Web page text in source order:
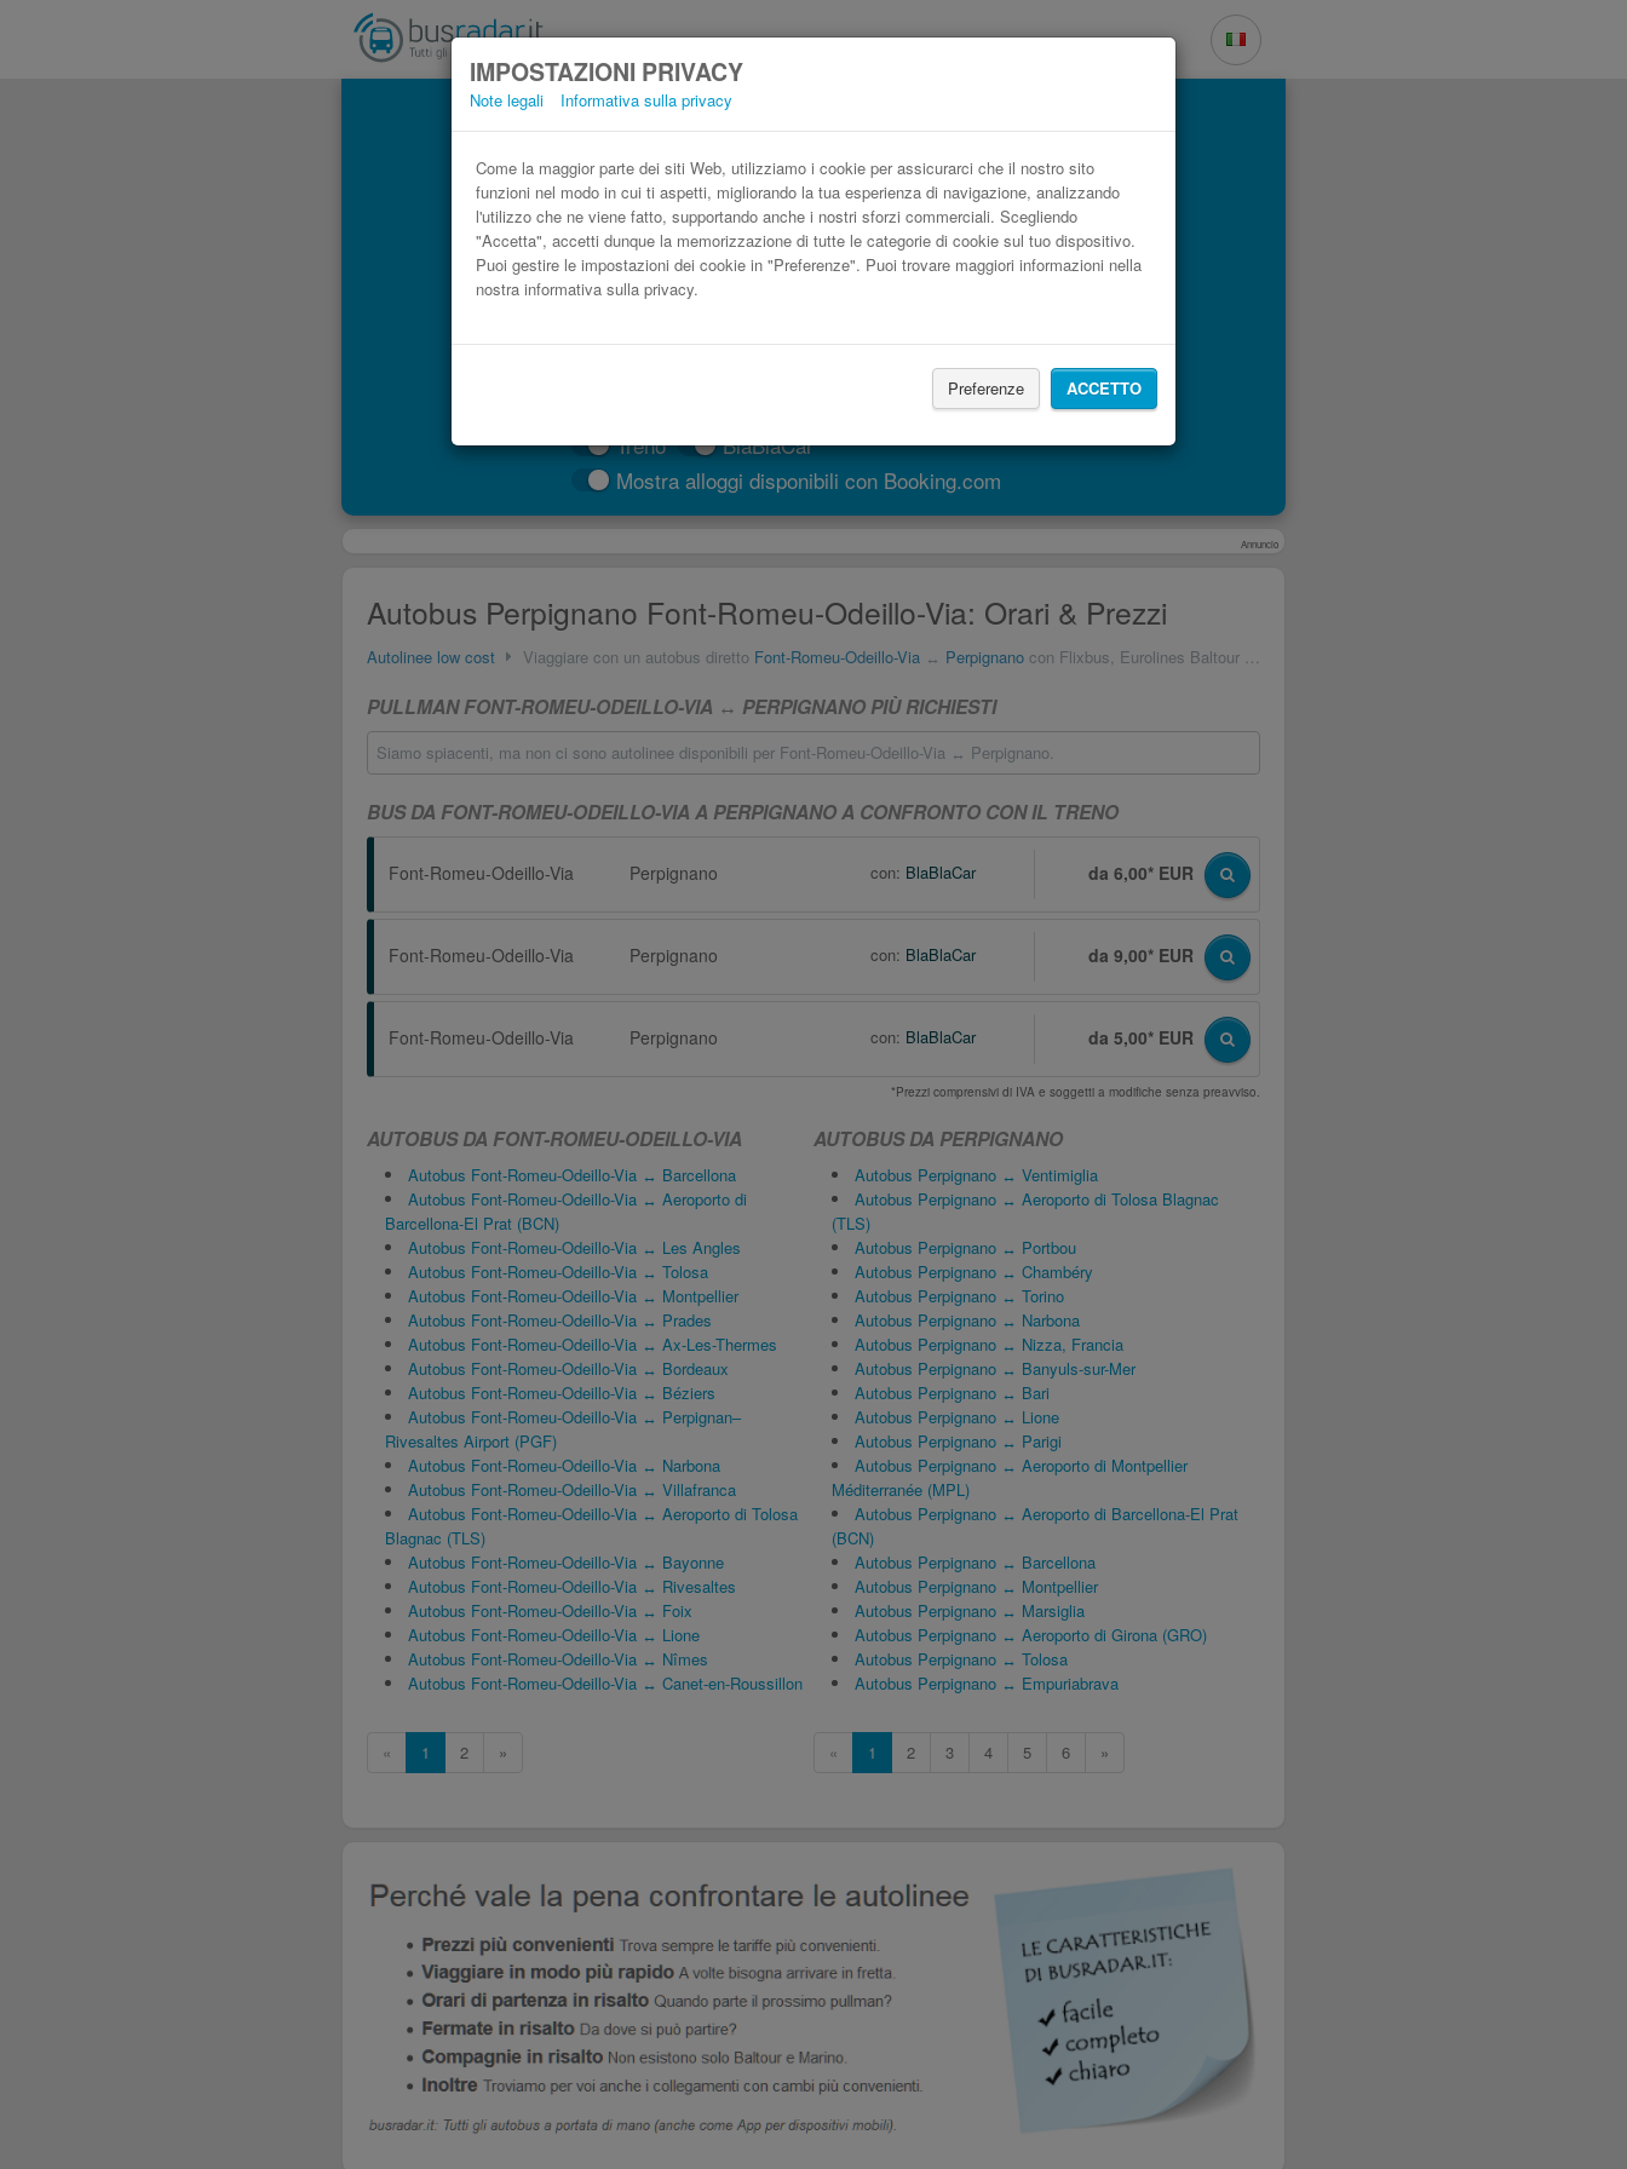
IMPOSTAZIONI PRIVACY
Note legali Informativa sulla privacy
Come la maggior parte dei siti Web, utilizziamo i cookie per assicurarci che il nostro sito
funzioni nel modo in cui ti aspetti, migliorando la tua esperienza di navigazione, analizzando
l'utilizzo che ne viene fatto, supportando anche i nostri sforzi commerciali. Scegliendo
"Accetta", accetti dunque la memorizzazione di tutte le categorie di cookie sul tuo dispositivo.
Puoi gestire le impostazioni dei cookie in "Preferenze". Puoi trovare maggiori informazioni nella
nostra informativa sulla privacy.
Preferenze ACCETTO
Autobus Font-Romeu-Odeillo-Via Perpignano low cost
Treno
BlaBlaCar
Mostra alloggi disponibili con Booking.com
Annuncio
Autobus Perpignano Font-Romeu-Odeillo-Via: Orari & Prezzi
Autolinee low cost Viaggiare con un autobus diretto Font-Romeu-Odeillo-Via ↔ Perpignano con Flixbus, Eurolines Baltour & Marozzi
PULLMAN FONT-ROMEU-ODEILLO-VIA ↔ PERPIGNANO PIÙ RICHIESTI
Siamo spiacenti, ma non ci sono autolinee disponibili per Font-Romeu-Odeillo-Via ↔ Perpignano.
BUS DA FONT-ROMEU-ODEILLO-VIA A PERPIGNANO A CONFRONTO CON IL TRENO
Font-Romeu-Odeillo-Via Perpignano con: BlaBlaCar da 6,00* EUR
Font-Romeu-Odeillo-Via Perpignano con: BlaBlaCar da 9,00* EUR
Font-Romeu-Odeillo-Via Perpignano con: BlaBlaCar da 5,00* EUR
*Prezzi comprensivi di IVA e soggetti a modifiche senza preavviso.
AUTOBUS DA FONT-ROMEU-ODEILLO-VIA
Autobus Font-Romeu-Odeillo-Via ↔ Barcellona
Autobus Font-Romeu-Odeillo-Via ↔ Aeroporto di
Barcellona-El Prat (BCN)
Autobus Font-Romeu-Odeillo-Via ↔ Les Angles
Autobus Font-Romeu-Odeillo-Via ↔ Tolosa
Autobus Font-Romeu-Odeillo-Via ↔ Montpellier
Autobus Font-Romeu-Odeillo-Via ↔ Prades
Autobus Font-Romeu-Odeillo-Via ↔ Ax-Les-Thermes
Autobus Font-Romeu-Odeillo-Via ↔ Bordeaux
Autobus Font-Romeu-Odeillo-Via ↔ Béziers
Autobus Font-Romeu-Odeillo-Via ↔ Perpignan–
Rivesaltes Airport (PGF)
Autobus Font-Romeu-Odeillo-Via ↔ Narbona
Autobus Font-Romeu-Odeillo-Via ↔ Villafranca
Autobus Font-Romeu-Odeillo-Via ↔ Aeroporto di Tolosa
Blagnac (TLS)
Autobus Font-Romeu-Odeillo-Via ↔ Bayonne
Autobus Font-Romeu-Odeillo-Via ↔ Rivesaltes
Autobus Font-Romeu-Odeillo-Via ↔ Foix
Autobus Font-Romeu-Odeillo-Via ↔ Lione
Autobus Font-Romeu-Odeillo-Via ↔ Nîmes
Autobus Font-Romeu-Odeillo-Via ↔ Canet-en-Roussillon
« 1 2 »
AUTOBUS DA PERPIGNANO
Autobus Perpignano ↔ Ventimiglia
Autobus Perpignano ↔ Aeroporto di Tolosa Blagnac
(TLS)
Autobus Perpignano ↔ Portbou
Autobus Perpignano ↔ Chambéry
Autobus Perpignano ↔ Torino
Autobus Perpignano ↔ Narbona
Autobus Perpignano ↔ Nizza, Francia
Autobus Perpignano ↔ Banyuls-sur-Mer
Autobus Perpignano ↔ Bari
Autobus Perpignano ↔ Lione
Autobus Perpignano ↔ Parigi
Autobus Perpignano ↔ Aeroporto di Montpellier
Méditerranée (MPL)
Autobus Perpignano ↔ Aeroporto di Barcellona-El Prat
(BCN)
Autobus Perpignano ↔ Barcellona
Autobus Perpignano ↔ Montpellier
Autobus Perpignano ↔ Marsiglia
Autobus Perpignano ↔ Aeroporto di Girona (GRO)
Autobus Perpignano ↔ Tolosa
Autobus Perpignano ↔ Empuriabrava
« 1 2 3 4 5 6 »